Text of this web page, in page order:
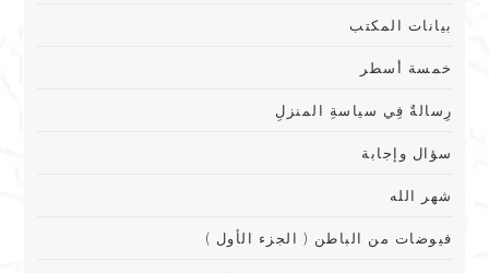
بيانات المكتب
خمسة أسطر
رِسالةٌ فِي سياسةِ المنزلِ
سؤال وإجابة
شهر الله
فيوضات من الباطن ( الجزء الأول )